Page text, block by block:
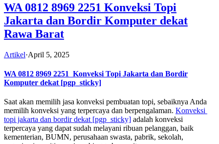
WA 0812 8969 2251 Konveksi Topi
Jakarta dan Bordir Komputer dekat
Rawa Barat
Artikel·April 5, 2025
WA 0812 8969 2251 Konveksi Topi Jakarta dan Bordir
Komputer dekat [pgp_sticky]
Saat akan memilih jasa konveksi pembuatan topi, sebaiknya Anda
memilih konveksi yang terpercaya dan berpengalaman. Konveksi
topi jakarta dan bordir dekat [pgp_sticky] adalah konveksi
terpercaya yang dapat sudah melayani ribuan pelanggan, baik
kementerian, BUMN, perusahaan swasta, pabrik, sekolah,